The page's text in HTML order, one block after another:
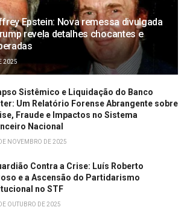
Epstein: Nova remessa divulgada
revela detalhes chocantes e
2025
Sistêmico e Liquidação do Banco
Um Relatório Forense Abrangente sobre
Fraude e Impactos no Sistema
Nacional
NOVEMBRO DE 2025
Contra a Crise: Luís Roberto
e a Ascensão do Partidarismo
no STF
OUTUBRO DE 2025